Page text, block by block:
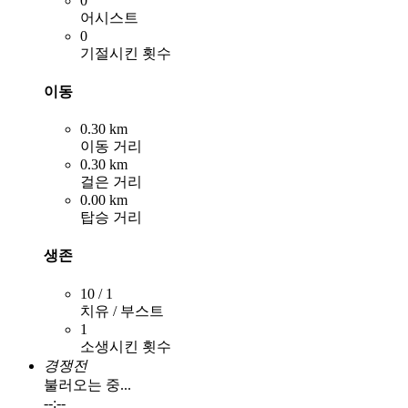
어시스트
0
기절시킨 횟수
이동
0.30 km
이동 거리
0.30 km
걸은 거리
0.00 km
탑승 거리
생존
10 / 1
치유 / 부스트
1
소생시킨 횟수
경쟁전
불러오는 중...
--:--